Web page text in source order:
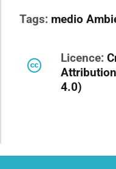
Tags: medio
Licence:
4.0)